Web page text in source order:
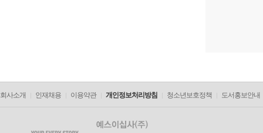
회사소개 인재채용 이용약관 개인정보처리방침 청소년보호정책 도서홍보안내